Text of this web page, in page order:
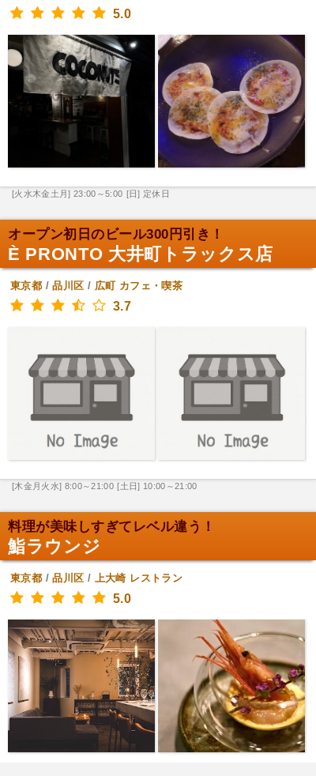
5.0
[火水木金土月] 23:00～5:00 [日] 定休日
オープン初日のビール300円引き！
È PRONTO 大井町トラックス店
東京都 /品川区 / 広町 カフェ・喫茶
3.7
[木金月火水] 8:00～21:00 [土日] 10:00～21:00
料理が美味しすぎてレベル違う！
鮨ラウンジ
東京都 /品川区 / 上大崎 レストラン
5.0